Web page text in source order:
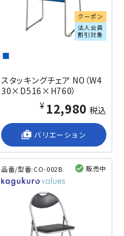
クーポン
法人会員
割引対象
スタッキングチェア NO（W4
30×D516×H760）
¥12,980 税込
shop_2 バリエーション
品番/型番:CO-002B 販売中